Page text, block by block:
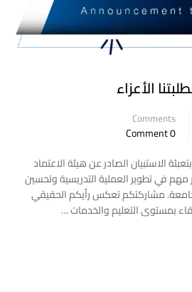
الأعزاء
Comments
0 Comment
الاستبيان الصادر عن هيئة الاعتماد
في تطوير العملية التدريسية وتحسين
مشاركتكم تعكس رأيكم الحقيقي
بمستوى التعليم والخدمات …